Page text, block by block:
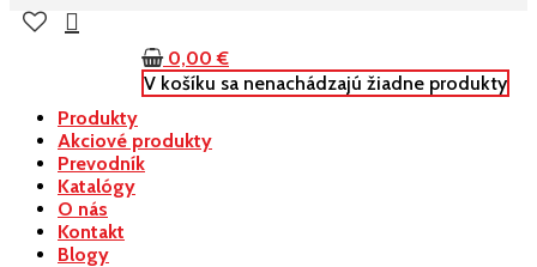
0,00€
V košíku sa nenachádzajú žiadne produkty
Produkty
Akciové produkty
Prevodník
Katalógy
O nás
Kontakt
Blogy